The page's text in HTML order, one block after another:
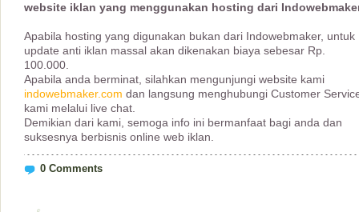
website iklan yang menggunakan hosting dari
Apabila hosting yang digunakan bukan dari Indowebmaker, untuk
update anti iklan massal akan dikenakan biaya sebesar Rp.
100.000.
Apabila anda berminat, silahkan mengunjungi website kami
indowebmaker.com dan langsung menghubungi Customer
kami melalui live chat.
Demikian dari kami, semoga info ini bermanfaat bagi anda dan
suksesnya berbisnis online web iklan.
0 Comments